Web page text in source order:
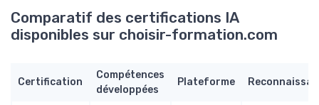
Comparatif des certifications IA
disponibles sur choisir-formation.com
Certification
Compétences
développées
Plateforme